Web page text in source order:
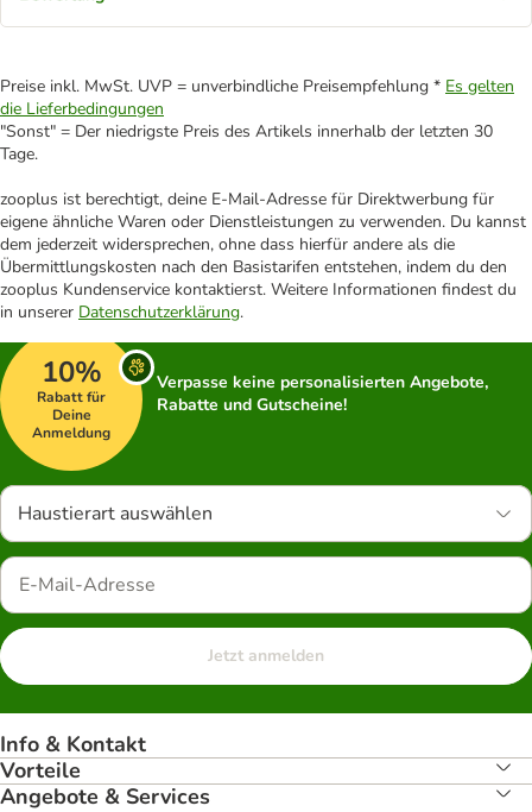
Preise inkl. MwSt. UVP = unverbindliche Preisempfehlung * Es gelten
die Lieferbedingungen
"Sonst" = Der niedrigste Preis des Artikels innerhalb der letzten 30
Tage.
zooplus ist berechtigt, deine E-Mail-Adresse für Direktwerbung für
eigene ähnliche Waren oder Dienstleistungen zu verwenden. Du kannst
dem jederzeit widersprechen, ohne dass hierfür andere als die
Übermittlungskosten nach den Basistarifen entstehen, indem du den
zooplus Kundenservice kontaktierst. Weitere Informationen findest du
in unserer Datenschutzerklärung.
10%
Rabatt für
Deine
Anmeldung
Verpasse keine personalisierten Angebote,
Rabatte und Gutscheine!
Haustierart auswählen
Jetzt anmelden
Info & Kontakt
Vorteile
Angebote & Services